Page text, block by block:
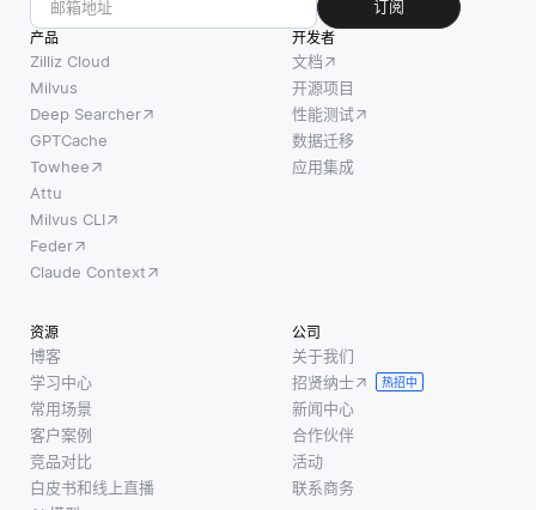
订阅
产品
Zilliz Cloud
Milvus
Deep Searcher
GPTCache
Towhee
Attu
Milvus CLI
Feder
Claude Context
开发者
文档
开源项目
性能测试
数据迁移
应用集成
资源
博客
学习中心
常用场景
客户案例
竞品对比
白皮书和线上直播
公司
关于我们
招贤纳士
热招中
新闻中心
合作伙伴
活动
联系商务